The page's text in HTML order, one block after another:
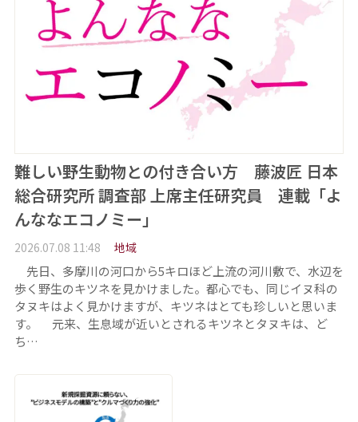
難しい野生動物との付き合い方 藤波匠 日本
総合研究所 調査部 上席主任研究員 連載「よ
んななエコノミー」
2026.07.08 11:48 地域
先日、多摩川の河口から5キロほど上流の河川敷で、水辺を
歩く野生のキツネを見かけました。都心でも、同じイヌ科の
タヌキはよく見かけますが、キツネはとても珍しいと思いま
す。 元来、生息域が近いとされるキツネとタヌキは、ど
ち…